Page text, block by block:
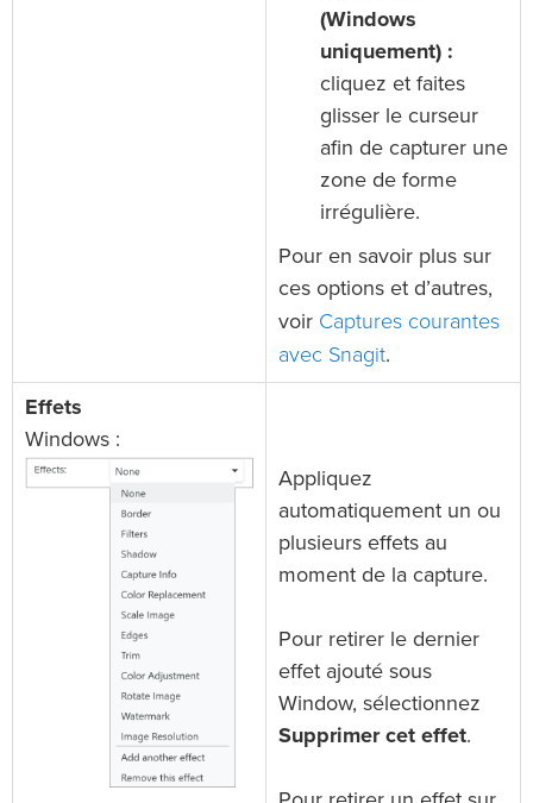
(Windows
uniquement) :
cliquez et faites
glisser le curseur
afin de capturer une
zone de forme
irrégulière.
Pour en savoir plus sur
ces options et d’autres,
voir Captures courantes
avec Snagit.
Effets
Windows :
Appliquez
automatiquement un ou
plusieurs effets au
moment de la capture.
Pour retirer le dernier
effet ajouté sous
Window, sélectionnez
Supprimer cet effet.